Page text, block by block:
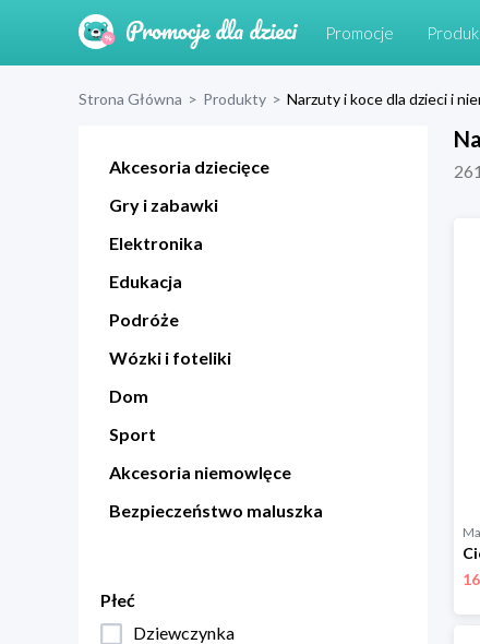
Promocje
Strona Główna > Produkty > Narzuty i koce dla dzieci i
Akcesoria dziecięce
Gry i zabawki
Elektronika
Edukacja
Podróże
Wózki i foteliki
Dom
Sport
Akcesoria niemowlęce
Bezpieczeństwo maluszka
Płeć
Dziewczynka
261